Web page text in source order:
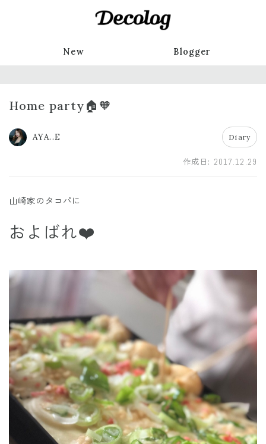
New Blogger
Home party🏠🧡
AYA..E Diary
作成日: 2017.12.29
山崎家のタコパに
およばれ❤️